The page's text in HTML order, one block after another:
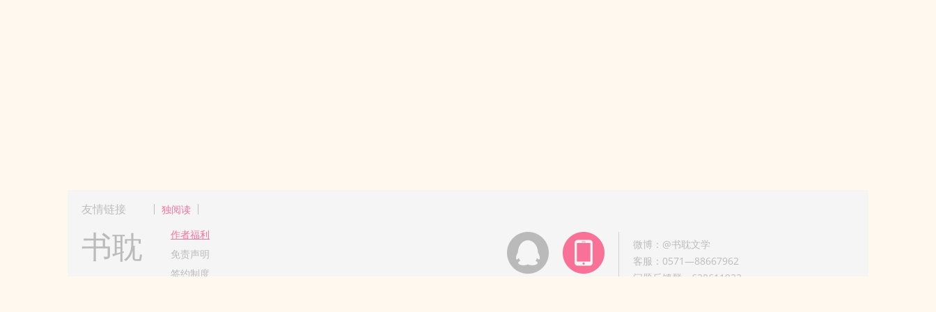
友情链接 独阅读
书耽
作者福利
免责声明
签约制度
微博：@书耽文学
客服：0571—88667962
问题反馈群：630611933